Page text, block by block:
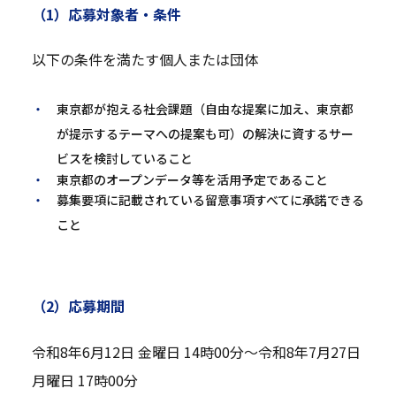
（1）応募対象者・条件
以下の条件を満たす個人または団体
東京都が抱える社会課題（自由な提案に加え、東京都
が提示するテーマへの提案も可）の解決に資するサー
ビスを検討していること
東京都のオープンデータ等を活用予定であること
募集要項に記載されている留意事項すべてに承諾できる
こと
（2）応募期間
令和8年6月12日 金曜日 14時00分～令和8年7月27日
月曜日 17時00分